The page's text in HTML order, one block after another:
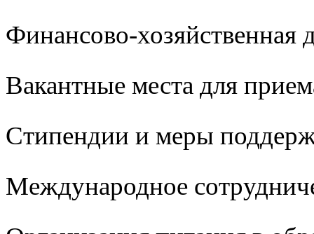
Финансово-хозяйственная
Вакантные места для
Стипендии и меры
Международное